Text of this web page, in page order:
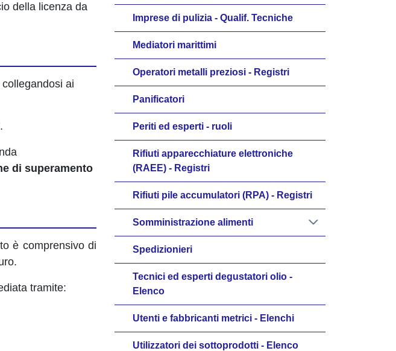
della licenza da
ai
di superamento
è comprensivo di
tramite:
Imprese di pulizia - Qualif. Tecniche
Mediatori marittimi
Operatori metalli preziosi - Registri
Panificatori
Periti ed esperti - ruoli
Rifiuti apparecchiature elettroniche
(RAEE) - Registri
Rifiuti pile accumulatori (RPA) - Registri
Somministrazione alimenti
Spedizionieri
Tecnici ed esperti degustatori olio -
Elenco
Utenti e fabbricanti metrici - Elenchi
Utilizzatori dei sottoprodotti - Elenco